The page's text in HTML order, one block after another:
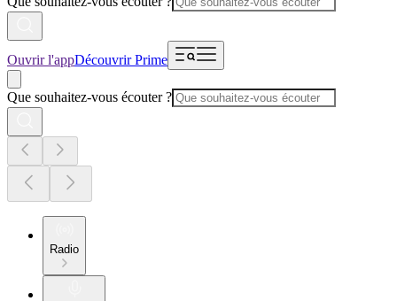
Ouvrir l'appDécouvrir Prime
Que souhaitez-vous écouter ?
Radio